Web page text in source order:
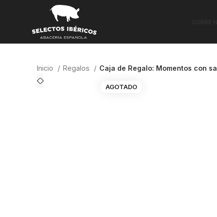
Inicio Regalos Caja de Regalo: Momentos con
AGOTADO